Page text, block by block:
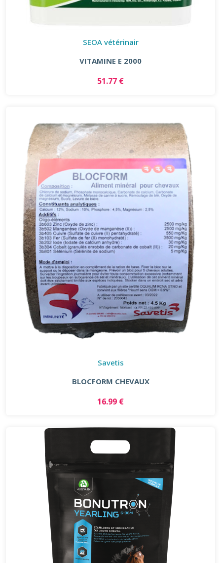
SEOA vétérinair
VITAMINE E 2000
51.77 €
Savetis
BLOCFORM CHEVAUX
16.99 €